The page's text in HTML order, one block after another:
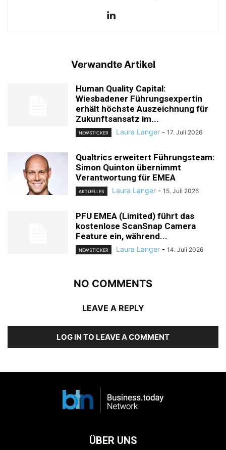
Verwandte Artikel
Human Quality Capital:
Wiesbadener Führungsexpertin
erhält höchste Auszeichnung für
Zukunftsansatz im...
NEWSTICKER Laura Langer - 17. Juli 2026
Qualtrics erweitert Führungsteam:
Simon Quinton übernimmt
Verantwortung für EMEA
AKTUELLES Laura Langer - 15. Juli 2026
PFU EMEA (Limited) führt das
kostenlose ScanSnap Camera
Feature ein, während...
NEWSTICKER Laura Langer - 14. Juli 2026
NO COMMENTS
LEAVE A REPLY
LOG IN TO LEAVE A COMMENT
ÜBER UNS